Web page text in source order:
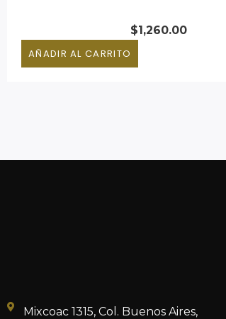
$1,260.00
AÑADIR AL CARRITO
Mixcoac 1315, Col. Buenos Aires,